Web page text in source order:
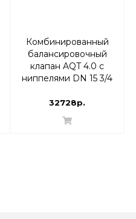
Комбинированный
балансировочный
клапан AQT 4.0 с
ниппелями DN 15 3/4
32728р.